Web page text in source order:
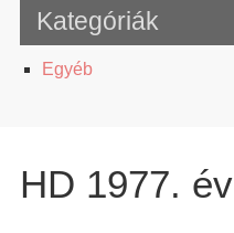
Kategóriák
Egyéb
HD 1977. év